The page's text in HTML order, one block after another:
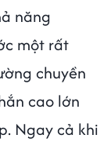
năng
một rất
chuyền
cao lớn
Ngay cả khi